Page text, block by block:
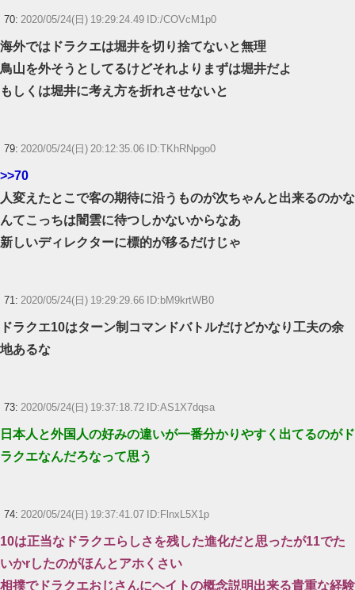
70: 2020/05/24(日) 19:29:24.49 ID:/COVcM1p0
海外ではドラクエは堀井を切り捨てないと無理
鳥山を外そうとしてるけどそれよりまずは堀井だよ
もしくは堀井に考え方を折れさせないと
79: 2020/05/24(日) 20:12:35.06 ID:TKhRNpgo0
>>70
人変えたとこで客の期待に沿うものが次ちゃんと出来るのかな
んてこっちは闇雲に待つしかないからなあ
新しいディレクターに標的が移るだけじゃ
71: 2020/05/24(日) 19:29:29.66 ID:bM9krtWB0
ドラクエ10はターン制コマンドバトルだけどかなり工夫の余
地あるな
73: 2020/05/24(日) 19:37:18.72 ID:AS1X7dqsa
日本人と外国人の好みの違いが一番分かりやすく出てるのがド
ラクエなんだろなって思う
74: 2020/05/24(日) 19:37:41.07 ID:FlnxL5X1p
10は正当なドラクエらしさを残した進化だと思ったが11でた
いかrしたのがほんとアホくさい
相撲でドラクエおじさんにヘイトの概念説明出来る貴重な経験